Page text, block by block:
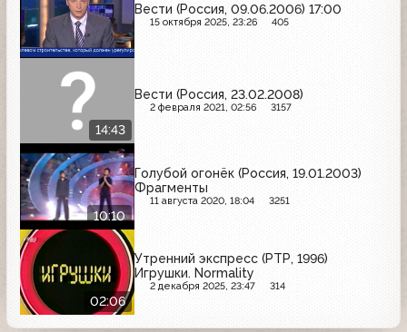
Вести (Россия, 09.06.2006) 17:00
15 октября 2025, 23:26 405
14:43
Вести (Россия, 23.02.2008)
2 февраля 2021, 02:56 3157
10:10
Голубой огонёк (Россия, 19.01.2003)
Фрагменты
11 августа 2020, 18:04 3251
02:06
Утренний экспресс (РТР, 1996)
Игрушки. Normality
2 декабря 2025, 23:47 314